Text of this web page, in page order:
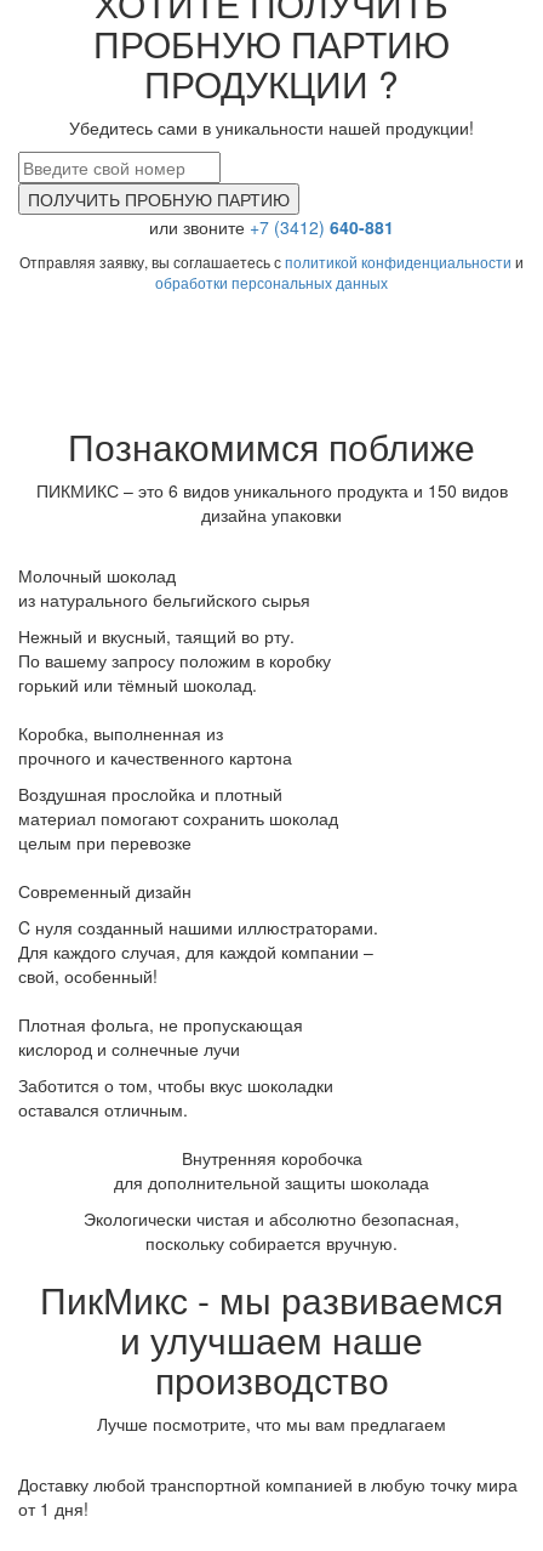
ПРОБНУЮ ПАРТИЮ
ПРОДУКЦИИ ?
Убедитесь сами в уникальности нашей продукции!
ПОЛУЧИТЬ ПРОБНУЮ ПАРТИЮ
или звоните +7 (3412) 640-881
Отправляя заявку, вы соглашаетесь сполитикой конфиденциальности и
обработки персональных данных
Познакомимся поближе
ПИКМИКС – это 6 видов уникального продукта и 150 видов
дизайна упаковки
Молочный шоколад
из натурального бельгийского сырья
Нежный и вкусный, таящий во рту.
По вашему запросу положим в коробку
горький или тёмный шоколад.
Коробка, выполненная из
прочного и качественного картона
Воздушная прослойка и плотный
материал помогают сохранить шоколад
целым при перевозке
Современный дизайн
C нуля созданный нашими иллюстраторами.
Для каждого случая, для каждой компании –
свой, особенный!
Плотная фольга, не пропускающая
кислород и солнечные лучи
Заботится о том, чтобы вкус шоколадки
оставался отличным.
Внутренняя коробочка
для дополнительной защиты шоколада
Экологически чистая и абсолютно безопасная,
поскольку собирается вручную.
ПикМикс - мы развиваемся
и улучшаем наше
производство
Лучше посмотрите, что мы вам предлагаем
Доставку любой транспортной компанией в любую точку мира
от 1 дня!